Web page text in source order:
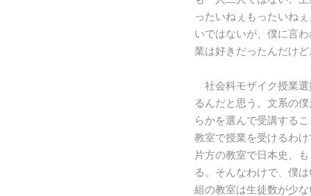
ったいねぇもったいね
いではないが、僕に言
業は好きだったんだけ
社会科モザイク授業選
るんだと思う。文系の
らかを選んで受講する
教室で授業を受けるわ
片方の教室で日本史、
る。そんなわけで、僕
組の教室は生徒数が少